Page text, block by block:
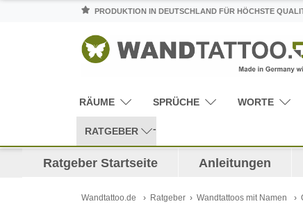
PRODUKTION IN DEUTSCHLAND FÜR HÖCHSTE
RÄUME SPRÜCHE WORTE
RATGEBER
Ratgeber Startseite Anleitungen
Wandtattoo.de Ratgeber Wandtattoos mit Namen